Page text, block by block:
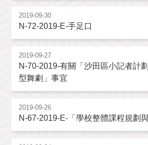
2019-09-30
N-72-2019-E-手足口
2019-09-27
N-70-2019-有關「沙田區小記者計
型舞劇」事宜
2019-09-26
N-67-2019-E-「學校整體課程規劃